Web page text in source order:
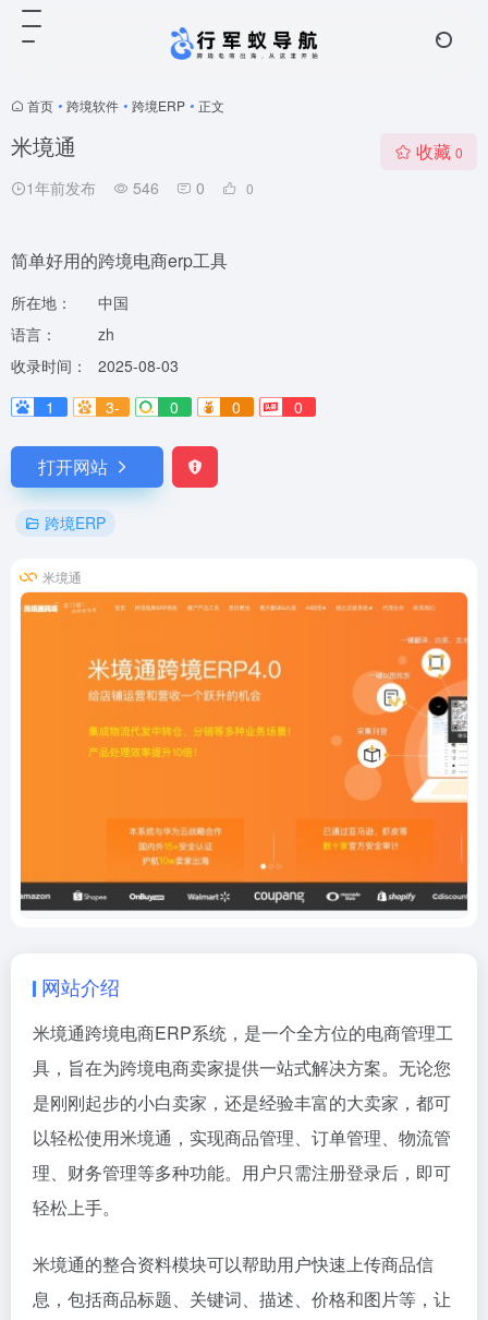
首页 • 跨境软件 • 跨境ERP • 正文
米境通
1年前发布 546 0 0
收藏 0
简单好用的跨境电商erp工具
所在地：
中国
语言：
zh
收录时间：
2025-08-03
1
3- 0 0 0
打开网站
跨境ERP
米境通
网站介绍
米境通跨境电商ERP系统，是一个全方位的电商管理工
具，旨在为跨境电商卖家提供一站式解决方案。无论您
是刚刚起步的小白卖家，还是经验丰富的大卖家，都可
以轻松使用米境通，实现商品管理、订单管理、物流管
理、财务管理等多种功能。用户只需注册登录后，即可
轻松上手。
米境通的整合资料模块可以帮助用户快速上传商品信
息，包括商品标题、关键词、描述、价格和图片等，让